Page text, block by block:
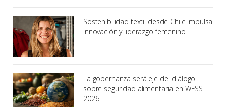
Sostenibilidad textil desde Chile impulsa
innovación y liderazgo femenino
La gobernanza será eje del diálogo
sobre seguridad alimentaria en WESS
2026